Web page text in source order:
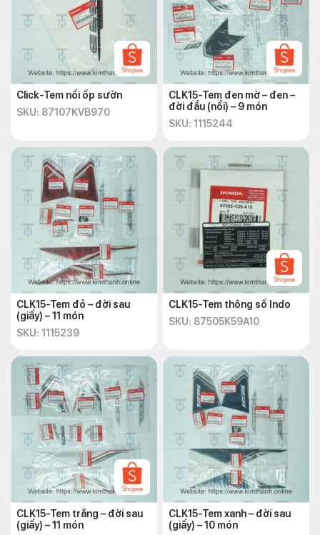
Click-Tem nổi ốp sườn
SKU: 87107KVB970
CLK15-Tem đen mờ – đen –
đời đầu (nổi) – 9 món
SKU: 1115244
CLK15-Tem đỏ – đời sau
(giấy) – 11 món
SKU: 1115239
CLK15-Tem thông số Indo
SKU: 87505K59A10
CLK15-Tem trắng – đời sau
(giấy) – 11 món
CLK15-Tem xanh – đời sau
(giấy) – 10 món